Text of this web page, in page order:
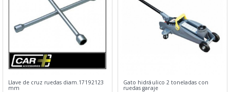
Llave de cruz ruedas diam.17192123
mm
Gato hidráulico 2 toneladas con
ruedas garaje